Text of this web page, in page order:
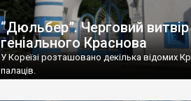
“Дюльбер”. Черговий витвір
геніального Краснова
У Кореїзі розташовано декілька відомих
палаців.